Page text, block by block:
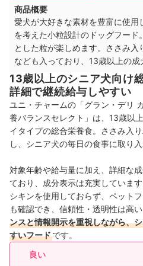
商品概要
愛犬が大好きな素材を豊富に使用
を考えた小粒設計のドッグフード
とした粒が楽しめます。ささみ入
なども入っており、13歳以上の成
13歳以上のシニア犬向け
詳細で継続給与しやすい
ユニ・チャームの「グラン・デリ
養バランスセレクト」は、13歳以
イタイプの総合栄養食。ささみ入
し、シニア犬の毎日の食事に取り
対象年齢や給与量に加え、詳細な
ており、成分表示は充実していま
シキンを使用しておらず、ペット
も確認でき、信頼性・透明性は高い
ンスと情報開示を重視しながら、
すいフードです。
良い